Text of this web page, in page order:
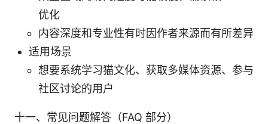
优化
内容深度和专业性有时因作者来源而有所差异
适用场景
想要系统学习猫文化、获取多媒体资源、参与
社区讨论的用户
十一、常见问题解答（FAQ 部分）